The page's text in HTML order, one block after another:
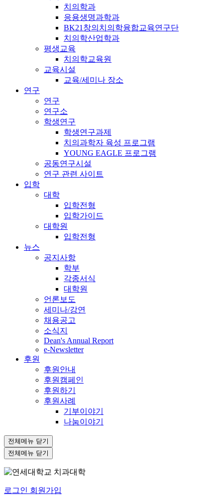
치의학과
응용생명과학과
BK21창의치의학융합교육연구단
치의학산업학과
평생교육
치의학교육원
교육시설
교육/세미나 장소
연구
연구
연구소
학생연구
학생연구과제
치의과학자 육성 프로그램
YOUNG EAGLE 프로그램
공동연구시설
연구 관련 사이트
입학
대학
입학전형
입학가이드
대학원
입학전형
뉴스
공지사항
학부
각종서식
대학원
언론보도
세미나/강연
채용공고
소식지
Dean's Annual Report
e-Newsletter
후원
후원안내
후원캠페인
후원하기
후원사례
기부이야기
나눔이야기
전체메뉴 닫기
전체메뉴 닫기
로그인 회원가입